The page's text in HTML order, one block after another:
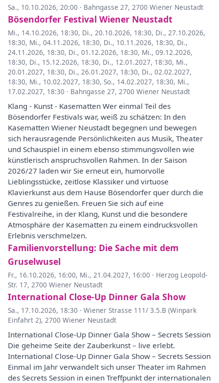
Sa., 10.10.2026, 20:00 · Bahngasse 27, 2700 Wiener Neustadt
Bösendorfer Festival Wiener Neustadt
Mi., 14.10.2026, 18:30, Di., 20.10.2026, 18:30, Di., 27.10.2026,
18:30, Mi., 04.11.2026, 18:30, Di., 10.11.2026, 18:30, Di.,
24.11.2026, 18:30, Di., 01.12.2026, 18:30, Mi., 09.12.2026,
18:30, Di., 15.12.2026, 18:30, Di., 12.01.2027, 18:30, Mi.,
20.01.2027, 18:30, Di., 26.01.2027, 18:30, Di., 02.02.2027,
18:30, Mi., 10.02.2027, 18:30, So., 14.02.2027, 18:30, Mi.,
17.02.2027, 18:30 · Bahngasse 27, 2700 Wiener Neustadt
Klang - Kunst - Kasematten Wer einmal Teil des
Bösendorfer Festivals war, weiß zu schätzen: In den
Kasematten Wiener Neustadt begegnen und bewegen
sich herausragende Persönlichkeiten aus Musik, Theater
und Schauspiel in einem ebenso stimmungsvollen wie
künstlerisch anspruchsvollen Rahmen. In der Saison
2026/27 laden wir Sie erneut ein, humorvolle
Lieblingsstücke, zeitlose Klassiker und virtuose
Klavierkunst aus dem Hause Bösendorfer quer durch die
Genres zu genießen. Freuen Sie sich auf eine
Festivalreihe, in der Klang, Kunst und die besondere
Atmosphäre der Kasematten zu einem eindrucksvollen
Erlebnis verschmelzen.
Familienvorstellung: Die Sache mit dem
Gruselwusel
Fr., 16.10.2026, 16:00, Mi., 21.04.2027, 16:00 · Herzog Leopold-
Str. 17, 2700 Wiener Neustadt
International Close-Up Dinner Gala Show
Sa., 17.10.2026, 18:30 · Wiener Strasse 111/ 3.5.B (Winpark
Einfahrt 2), 2700 Wiener Neustadt
International Close-Up Dinner Gala Show – Secrets Session
Die geheime Seite der Zauberkunst – live erlebt.
International Close-Up Dinner Gala Show – Secrets Session
Einmal im Jahr verwandelt sich unser Theater im Rahmen
des Secrets Session in einen Treffpunkt der internationalen